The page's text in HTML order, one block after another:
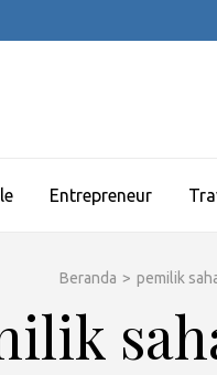
Entrepreneur
Beranda > pemilik